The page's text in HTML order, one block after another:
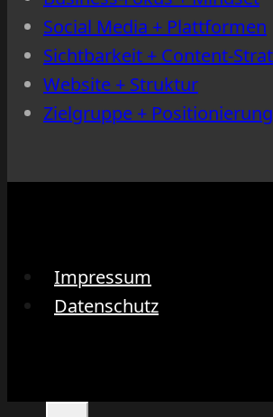
Social Media + Plattformen
Sichtbarkeit + Content-
Website + Struktur
Zielgruppe + Positionierung
Impressum
Datenschutz